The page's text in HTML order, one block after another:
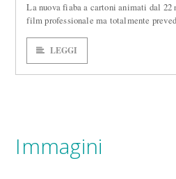
La nuova fiaba a cartoni animati dal 22
film professionale ma totalmente
LEGGI
Immagini